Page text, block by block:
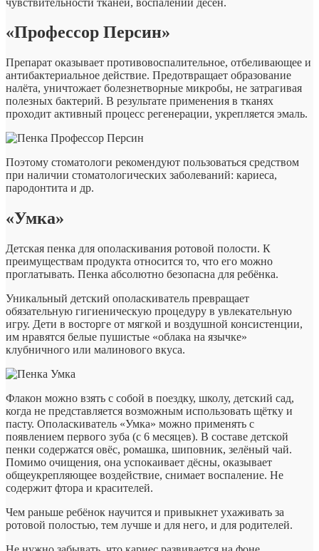
«Профессор Персин»
Препарат оказывает противовоспалительное, отбеливающее и
антибактериальное действие. Предотвращает образование
налёта, уничтожает болезнетворные микробы, не затрагивая
полезных бактерий. В результате применения в тканях
проходит активный процесс регенерации, укрепляется эмаль.
Поэтому стоматологи рекомендуют пользоваться средством
при наличии стоматологических заболеваний: кариеса,
пародонтита и др.
«Умка»
Детская пенка для ополаскивания ротовой полости. К
преимуществам продукта относится то, что его можно
проглатывать. Пенка абсолютно безопасна для ребёнка.
Уникальный детский ополаскиватель превращает
обязательную гигиеническую процедуру в увлекательную
игру. Дети в восторге от мягкой и воздушной консистенции,
им нравятся белые пушистые «облака на язычке»
клубничного или малинового вкуса.
Флакон можно взять с собой в поездку, школу, детский сад,
когда не представляется возможным использовать щётку и
пасту. Ополаскиватель «Умка» можно применять с
появлением первого зуба (с 6 месяцев). В составе детской
пенки содержатся овёс, ромашка, шиповник, зелёный чай.
Помимо очищения, она успокаивает дёсны, оказывает
общеукрепляющее воздействие, снимает воспаление. Не
содержит фтора и красителей.
Чем раньше ребёнок научится и привыкнет ухаживать за
ротовой полостью, тем лучше и для него, и для родителей.